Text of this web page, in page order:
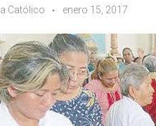
Católico enero 15, 2017